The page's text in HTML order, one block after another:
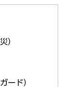
）
ード）